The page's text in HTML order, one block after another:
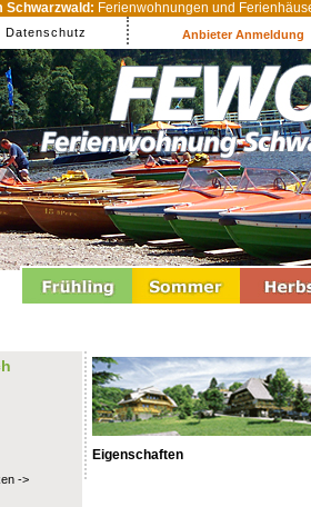
Schwarzwald: Ferienwohnungen und
Datenschutz Anbieter Anmeldung
->
Eigenschaften